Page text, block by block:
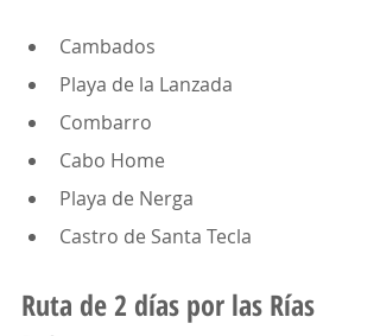
Cambados
Playa de la Lanzada
Combarro
Cabo Home
Playa de Nerga
Castro de Santa Tecla
Ruta de 2 días por las Rías